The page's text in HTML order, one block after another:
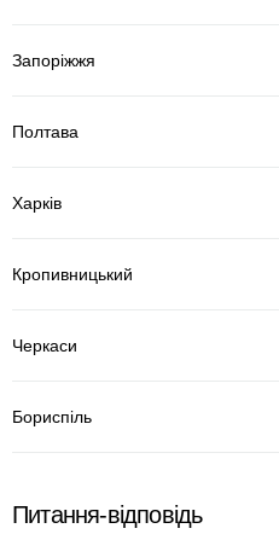
Запоріжжя
Полтава
Харків
Кропивницький
Черкаси
Бориспіль
Питання-відповідь